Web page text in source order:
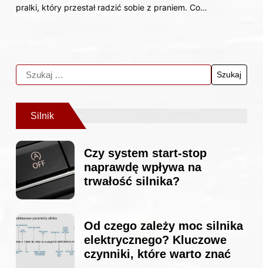
pralki, który przestał radzić sobie z praniem. Co…
Silnik
Czy system start-stop
naprawdę wpływa na
trwałość silnika?
Od czego zależy moc silnika
elektrycznego? Kluczowe
czynniki, które warto znać